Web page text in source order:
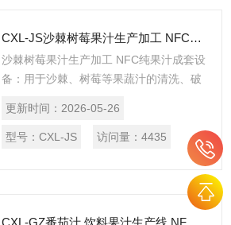
CXL-JS沙棘树莓果汁生产加工 NFC纯果汁成套设备
沙棘树莓果汁生产加工 NFC纯果汁成套设
备：用于沙棘、树莓等果蔬汁的清洗、破
款高效安全的果蔬汁全自动批量加工生产
机械设备。处理量可按需定制。$n设备同
样适应用：草莓、蓝莓、桑椹、番茄等果
更新时间： 2026-05-26
型号： CXL-JS 访问量：4435
CXL-GZ番茄汁 饮料果汁生产线 NFC纯果汁加工设备